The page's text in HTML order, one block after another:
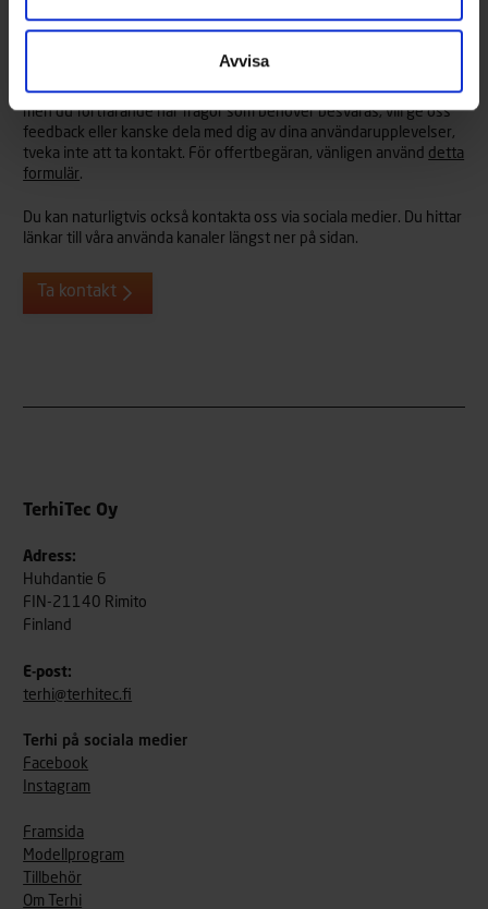
Avvisa
Väckte vi ditt intresse?
Vi hjälper dig mer än gärna med alla frågor du kan tänkas ha om
våra Terhi-båtar eller -tillbehör. Så om vi har väckt ditt intresse,
men du fortfarande har frågor som behöver besvaras, vill ge oss
feedback eller kanske dela med dig av dina användarupplevelser,
tveka inte att ta kontakt. För offertbegäran, vänligen använd detta
formulär.
Du kan naturligtvis också kontakta oss via sociala medier. Du hittar
länkar till våra använda kanaler längst ner på sidan.
Ta kontakt
TerhiTec Oy
Adress:
Huhdantie 6
FIN-21140 Rimito
Finland
E-post:
terhi@terhitec.fi
Terhi på sociala medier
Facebook
Instagram
Framsida
Modellprogram
Tillbehör
Om Terhi